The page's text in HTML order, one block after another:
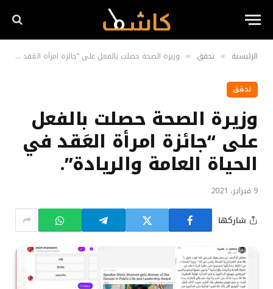
الرئيسية » تحقق » وزيرة الصحة حصلت بالفعل على “جائزة امرأة العَقد في الحياة العامة والريادة”.
تحقق
وزيرة الصحة حصلت بالفعل
على “جائزة امرأة العَقد في
الحياة العامة والريادة”.
9 فبراير، 2021
شاركها